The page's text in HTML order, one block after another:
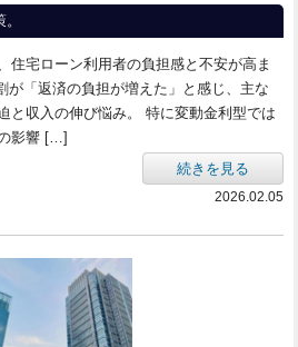
住宅ローン利用者の負担感と不安が高ま
が「返済の負担が増えた」と感じ、主な
と収入の伸び悩み。 特に変動金利型では
影響 […]
続きを見る
2026.02.05